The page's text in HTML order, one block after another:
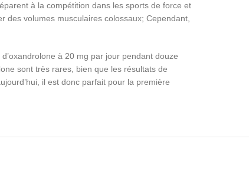
à la compétition dans les sports de force et
des volumes musculaires colossaux; Cependant,
à 20 mg par jour pendant douze
sont très rares, bien que les résultats de
il est donc parfait pour la première